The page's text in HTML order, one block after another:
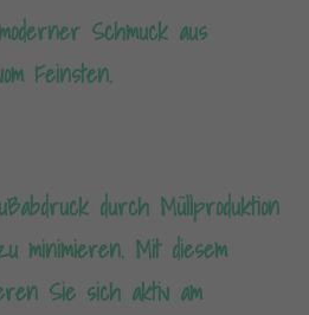
Schmuck aus
Feinsten.
durch Müllproduktion
minimieren. Mit diesem
Sie sich aktiv am